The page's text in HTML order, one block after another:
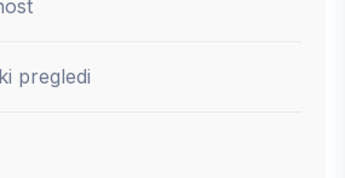
pregledi